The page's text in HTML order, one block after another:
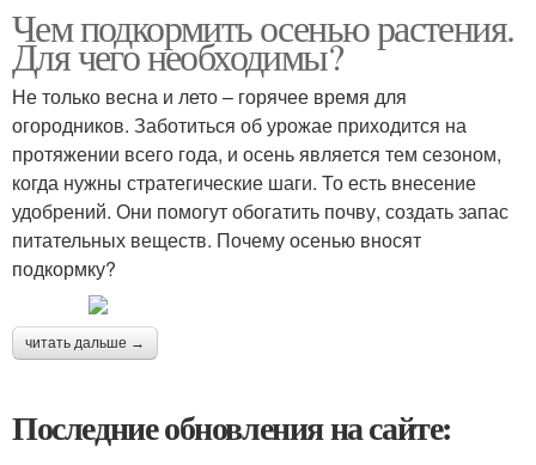
Чем подкормить осенью растения.
Для чего необходимы?
Не только весна и лето – горячее время для
огородников. Заботиться об урожае приходится на
протяжении всего года, и осень является тем сезоном,
когда нужны стратегические шаги. То есть внесение
удобрений. Они помогут обогатить почву, создать запас
питательных веществ. Почему осенью вносят
подкормку?
читать дальше →
Последние обновления на сайте: